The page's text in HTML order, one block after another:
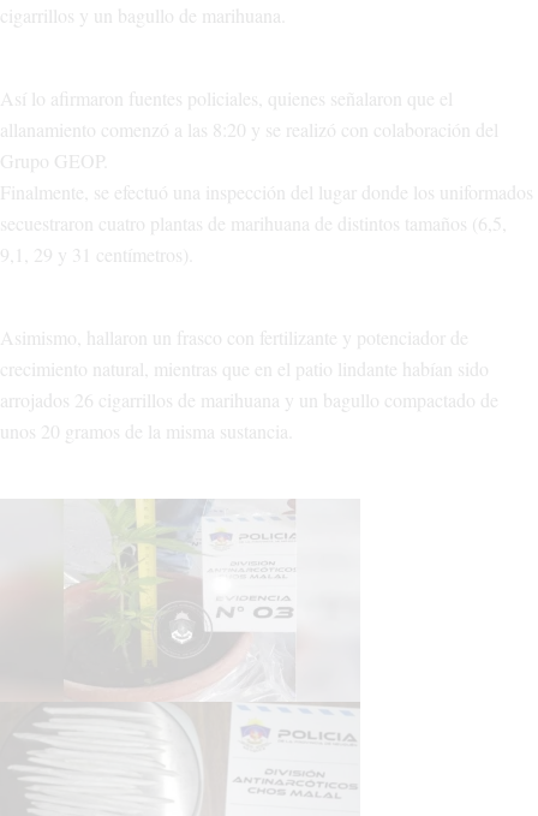
cigarrillos y un bagullo de marihuana.
Así lo afirmaron fuentes policiales, quienes señalaron que el
allanamiento comenzó a las 8:20 y se realizó con colaboración del
Grupo GEOP.
Finalmente, se efectuó una inspección del lugar donde los uniformados
secuestraron cuatro plantas de marihuana de distintos tamaños (6,5,
9,1, 29 y 31 centímetros).
Asimismo, hallaron un frasco con fertilizante y potenciador de
crecimiento natural, mientras que en el patio lindante habían sido
arrojados 26 cigarrillos de marihuana y un bagullo compactado de
unos 20 gramos de la misma sustancia.